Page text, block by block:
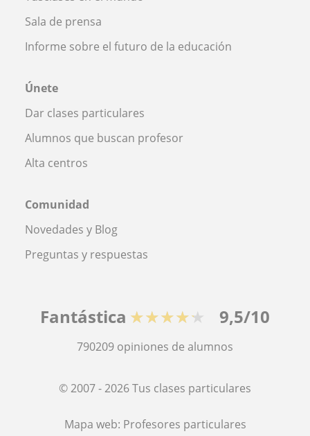
Sala de prensa
Informe sobre el futuro de la educación
Únete
Dar clases particulares
Alumnos que buscan profesor
Alta centros
Comunidad
Novedades y Blog
Preguntas y respuestas
Fantástica ★★★★★ 9,5/10
790209 opiniones de alumnos
© 2007 - 2026 Tus clases particulares
Mapa web: Profesores particulares